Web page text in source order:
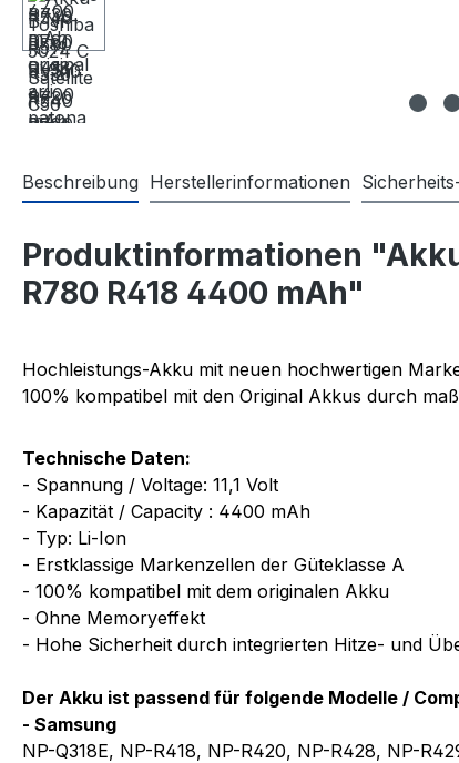
Beschreibung Herstellerinformationen
Produktinformationen "Akku
R780 R418 4400 mAh"
Hochleistungs-Akku mit neuen hochwertigen
100% kompatibel mit den Original Akkus durch
Technische Daten:
- Spannung / Voltage: 11,1 Volt
- Kapazität / Capacity : 4400 mAh
- Typ: Li-Ion
- Erstklassige Markenzellen der Güteklasse A
- 100% kompatibel mit dem originalen Akku
- Ohne Memoryeffekt
- Hohe Sicherheit durch integrierten Hitze- und
Der Akku ist passend für folgende Modelle /
- Samsung
NP-Q318E, NP-R418, NP-R420, NP-R428, NP-